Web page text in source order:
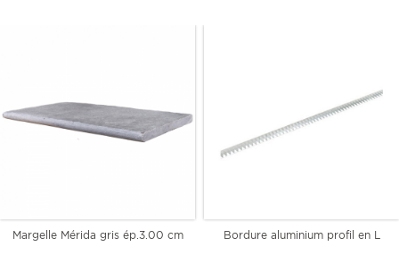
Margelle Mérida gris ép.3.00 cm Bordure aluminium profil en L